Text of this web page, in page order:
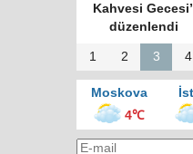
Kahvesi
düzenlendi
1 2 3 4
Moskova
4℃